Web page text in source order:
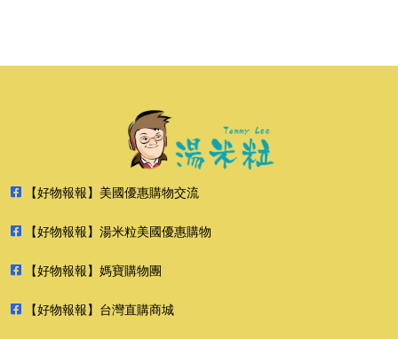
【好物報報】美國優惠購物交流
【好物報報】湯米粒美國優惠購物
【好物報報】媽寶購物團
【好物報報】台灣直購商城